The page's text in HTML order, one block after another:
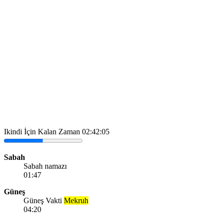
Ikindi İçin Kalan Zaman 02:42:05
Sabah
Sabah namazı
01:47
Güneş
Güneş Vakti Mekruh
04:20